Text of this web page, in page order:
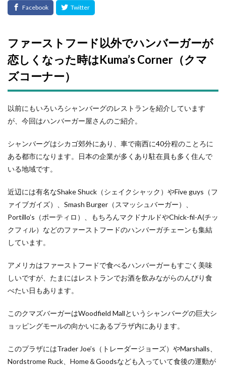
ファーストフード以外でハンバーガーが
恋しくなった時はKuma’s Corner（クマ
ズコーナー）
以前にもいろいろシャンバーグのレストランを紹介しています
が、今回はハンバーガー屋さんのご紹介。
シャンバーグはシカゴ郊外にあり、車で南西に40分程のことろに
ある都市になります。日本の企業が多くあり駐在員も多く住んで
いる地域です。
近辺には有名なShake Shuck（シェイクシャック）やFive guys（フ
ァイブガイズ）、Smash Burger（スマッシュバーガー）、
Portillo’s（ポーティロ）、もちろんマクドナルドやChick-fil-A(チッ
クフィル）などのファーストフードのハンバーガチェーンも集結
しています。
アメリカはファーストフードで食べるハンバーガーもすごく美味
しいですが、たまにはレストランでお酒を飲みながらのんびり食
べたい日もあります。
このクマズバーガーはWoodfield Mallというシャンバーグの巨大シ
ョッピングモールの向かいにあるプラザ内にあります。
このプラザにはTrader Joe’s（トレーダージョーズ）やMarshalls、
Nordstrome Ruck、Home＆Goodsなども入っていて食後の運動が